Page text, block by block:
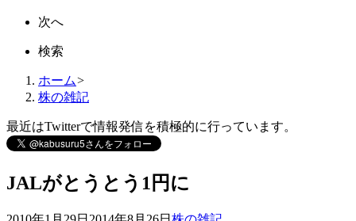
次へ
検索
ホーム>
株の雑記
最近はTwitterで情報発信を積極的に行っています。
JALがとうとう1円に